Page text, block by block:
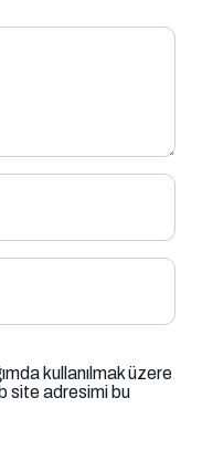
kullanılmak üzere
site adresimi bu